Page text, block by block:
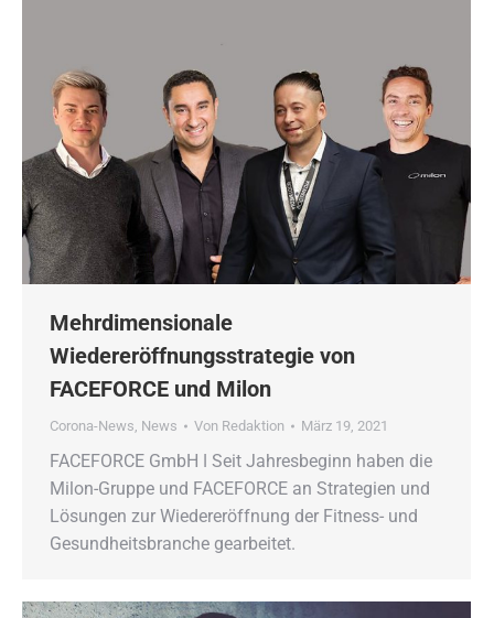
Mehrdimensionale
Wiedereröffnungsstrategie von
FACEFORCE und Milon
Corona-News News Von Redaktion März 19, 2021
FACEFORCE GmbH ǀ Seit Jahresbeginn haben die
Milon-Gruppe und FACEFORCE an Strategien und
Lösungen zur Wiedereröffnung der Fitness- und
Gesundheitsbranche gearbeitet.